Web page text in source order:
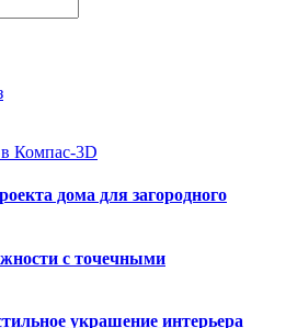
Компас-3D
дома для загородного
с точечными
украшение интерьера